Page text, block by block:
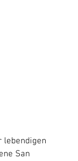
lebendigen
San